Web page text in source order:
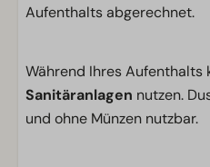
Aufenthalts abgerechnet.
Während Ihres Aufenthalts
Sanitäranlagen nutzen.
und ohne Münzen nutzbar.